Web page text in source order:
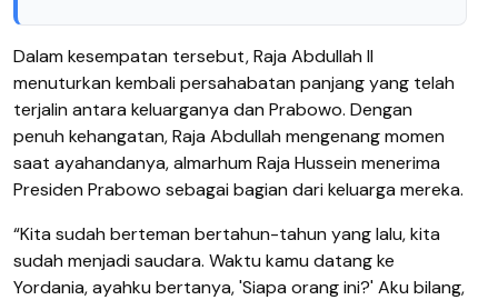
Dalam kesempatan tersebut, Raja Abdullah II
menuturkan kembali persahabatan panjang yang telah
terjalin antara keluarganya dan Prabowo. Dengan
penuh kehangatan, Raja Abdullah mengenang momen
saat ayahandanya, almarhum Raja Hussein menerima
Presiden Prabowo sebagai bagian dari keluarga mereka.
“Kita sudah berteman bertahun-tahun yang lalu, kita
sudah menjadi saudara. Waktu kamu datang ke
Yordania, ayahku bertanya, 'Siapa orang ini?' Aku bilang,